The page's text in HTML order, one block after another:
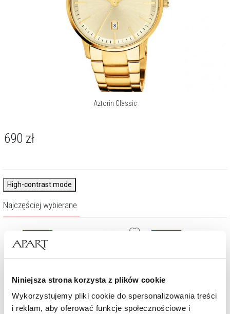
Niniejsza strona korzysta z plików cookie
Wykorzystujemy pliki cookie do spersonalizowania treści
i reklam, aby oferować funkcje społecznościowe i
Aztorin Classic
690 zł
High-contrast mode
Najczęściej wybierane